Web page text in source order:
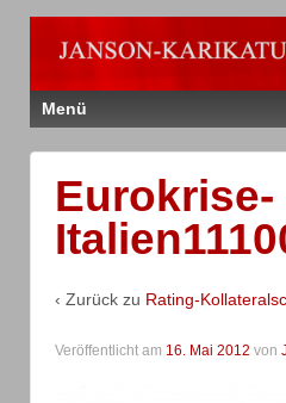
Menü
Eurokrise-
‹ Zurück zu Rating-
Veröffentlicht am 16. Mai 2012 von